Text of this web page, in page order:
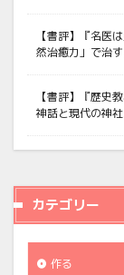
【書評】『名医
然治癒力」で治
【書評】『歴史
神話と現代の神
カテゴリー
作る